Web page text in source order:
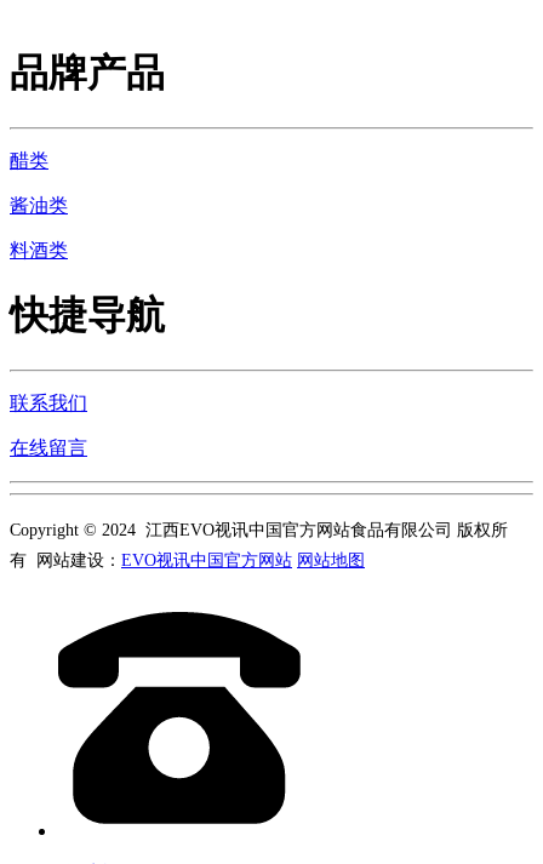
品牌产品
醋类
酱油类
料酒类
快捷导航
联系我们
在线留言
Copyright © 2024 江西EVO视讯中国官方网站食品有限公司 版权所
有 网站建设： EVO视讯中国官方网站 网站地图